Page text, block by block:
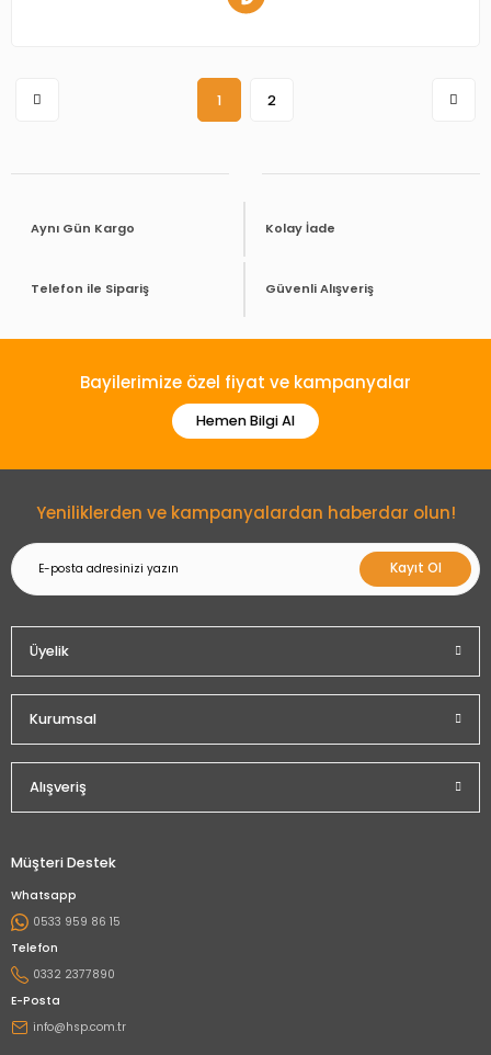
1 2
Aynı Gün Kargo Kolay İade
Telefon ile Sipariş Güvenli Alışveriş
Bayilerimize özel fiyat ve kampanyalar
Hemen Bilgi Al
Yeniliklerden ve kampanyalardan haberdar olun!
Kayıt Ol
Üyelik
Kurumsal
Alışveriş
Müşteri Destek
Whatsapp
0533 959 86 15
Telefon
0332 2377890
E-Posta
info@hsp.com.tr